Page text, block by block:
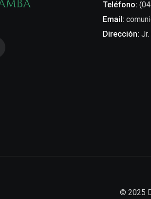
Teléfono:
Email:
Dirección:
© 2025